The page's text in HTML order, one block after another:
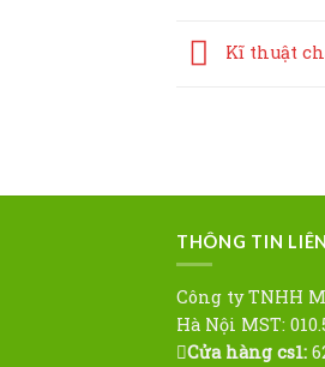
Kĩ thuật
THÔNG TIN
Công ty TNHH
Hà Nội MST:
Cửa hàng cs1: